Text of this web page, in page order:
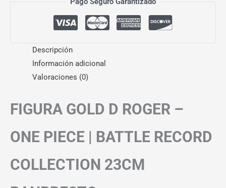
Descripción
Información adicional
Valoraciones (0)
FIGURA GOLD D ROGER –
ONE PIECE | BATTLE RECORD
COLLECTION 23CM